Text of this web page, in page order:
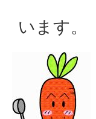
います。